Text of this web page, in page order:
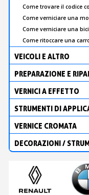
Come trovare il codice
Come verniciare una
Come verniciare una
Come ritoccare una
VEICOLI E ALTRO
PREPARAZIONE E
VERNICI A EFFETTO
STRUMENTI DI
VERNICE CROMATA
DECORAZIONI /